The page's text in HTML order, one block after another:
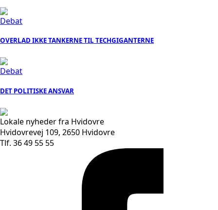
Debat
OVERLAD IKKE TANKERNE TIL TECHGIGANTERNE
Debat
DET POLITISKE ANSVAR
Lokale nyheder fra Hvidovre
Hvidovrevej 109, 2650 Hvidovre
Tlf. 36 49 55 55